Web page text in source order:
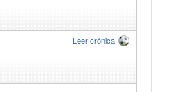
Leer crónica